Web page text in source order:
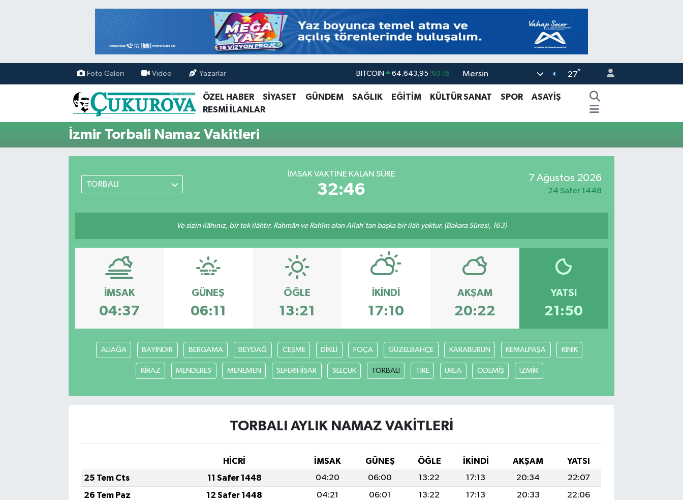
Foto Galeri Video Yazarlar BITCOIN 64.643,95 %0.16
DOLAR 47,6704 %0
GRAM ALTIN 6500.87 %0.12
Mersin 27°
ÖZEL HABER SİYASET GÜNDEM SAĞLIK EĞİTİM KÜLTÜR SANAT SPOR
ASAYİŞ
RESMİ İLANLAR
İzmir Torbali Namaz Vakitleri
TORBALI
İMSAK VAKTINE KALAN SÜRE
32:46
7 Ağustos 2026
24 Safer 1448
Ve sizin ilâhınız, bir tek ilâhtır. Rahmân ve Rahîm olan Allah'tan başka bir ilâh yoktur. (Bakara Sûresi, 163)
İMSAK
04:37
GÜNEŞ
06:11
ÖĞLE
13:21
İKINDI
17:10
AKŞAM
20:22
YATSI
21:50
ALİAĞA BAYINDIR BERGAMA BEYDAĞ CEŞME DİKİLİ FOÇA GÜZELBAHÇE KARABURUN KEMALPAŞA KINIK
KİRAZ MENDERES MENEMEN SEFERIHİSAR SELÇUK TORBALI TİRE URLA ÖDEMİŞ İZMİR
TORBALI AYLIK NAMAZ VAKITLERI
HİCRİ İMSAK GÜNEŞ ÖĞLE İKINDI AKŞAM
YATSI
25 Tem Cts
11 Safer 1448 04:20 06:00 13:22 17:13 20:34
22:07
26 Tem Paz
12 Safer 1448 04:21 06:01 13:22 17:13 20:33
22:06
Mersin Nöbetçi Eczaneler
Mersin Hava Durumu
Mersin Namaz Vakitleri
Mersin Trafik Yoğunluk Haritası
Son Dakika Haberleri